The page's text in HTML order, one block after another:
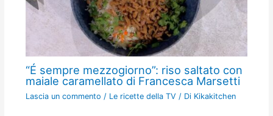
“É sempre mezzogiorno”: riso saltato con
maiale caramellato di Francesca Marsetti
Lascia un commento / Le ricette della TV / Di Kikakitchen